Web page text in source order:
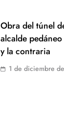
Obra del túnel
alcalde
y la contraria
1 de diciembre